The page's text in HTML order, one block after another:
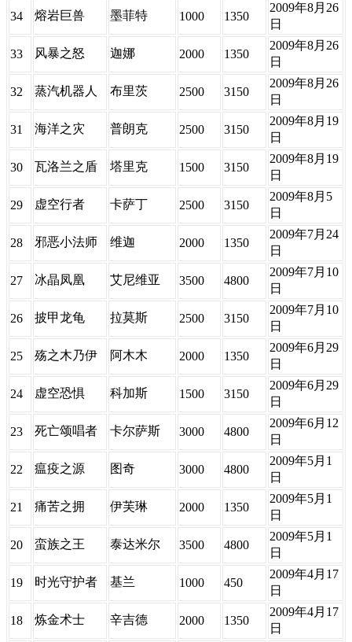
34 熔岩巨兽 墨菲特 1000 1350
2009年8月26
日
33 风暴之怒 迦娜 2000 1350
2009年8月26
日
32 蒸汽机器人 布里茨 2500 3150
2009年8月26
日
31 海洋之灾 普朗克 2500 3150
2009年8月19
日
30 瓦洛兰之盾 塔里克 1500 3150
2009年8月19
日
29 虚空行者 卡萨丁 2500 3150
2009年8月5
日
28 邪恶小法师 维迦 2000 1350
2009年7月24
日
27 冰晶凤凰 艾尼维亚 3500 4800
2009年7月10
日
26 披甲龙龟 拉莫斯 2500 3150
2009年7月10
日
25 殇之木乃伊 阿木木 2000 1350
2009年6月29
日
24 虚空恐惧 科加斯 1500 3150
2009年6月29
日
23 死亡颂唱者 卡尔萨斯 3000 4800
2009年6月12
日
22 瘟疫之源 图奇 3000 4800
2009年5月1
日
21 痛苦之拥 伊芙琳 2000 1350
2009年5月1
日
20 蛮族之王 泰达米尔 3500 4800
2009年5月1
日
19 时光守护者 基兰 1000 450
2009年4月17
日
18 炼金术士 辛吉德 2000 1350
2009年4月17
日